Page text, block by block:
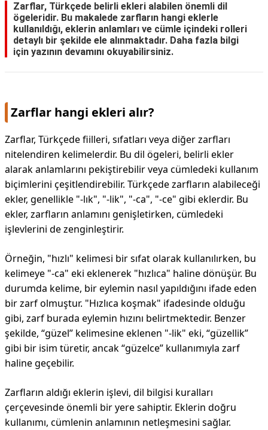
Zarflar, Türkçede belirli ekleri alabilen önemli dil
ögeleridir. Bu makalede zarfların hangi eklerle
kullanıldığı, eklerin anlamları ve cümle içindeki rolleri
detaylı bir şekilde ele alınmaktadır. Daha fazla bilgi
için yazının devamını okuyabilirsiniz.
Zarflar hangi ekleri alır?
Zarflar, Türkçede fiilleri, sıfatları veya diğer zarfları
nitelendiren kelimelerdir. Bu dil ögeleri, belirli ekler
alarak anlamlarını pekiştirebilir veya cümledeki kullanım
biçimlerini çeşitlendirebilir. Türkçede zarfların alabileceği
ekler, genellikle "-lık", "-lik", "-ca", "-ce" gibi eklerdir. Bu
ekler, zarfların anlamını genişletirken, cümledeki
işlevlerini de zenginleştirir.
Örneğin, "hızlı" kelimesi bir sıfat olarak kullanılırken, bu
kelimeye "-ca" eki eklenerek "hızlıca" haline dönüşür. Bu
durumda kelime, bir eylemin nasıl yapıldığını ifade eden
bir zarf olmuştur. "Hızlıca koşmak" ifadesinde olduğu
gibi, zarf burada eylemin hızını belirtmektedir. Benzer
şekilde, “güzel” kelimesine eklenen "-lik" eki, “güzellik”
gibi bir isim türetir, ancak “güzelce” kullanımıyla zarf
haline geçebilir.
Zarfların aldığı eklerin işlevi, dil bilgisi kuralları
çerçevesinde önemli bir yere sahiptir. Eklerin doğru
kullanımı, cümlenin anlamının netleşmesini sağlar.